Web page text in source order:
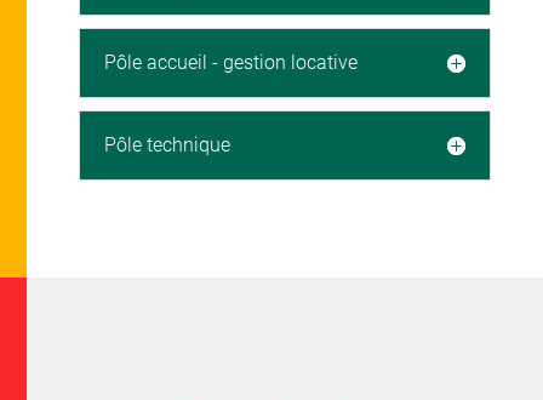
Pôle accueil - gestion locative
Pôle technique